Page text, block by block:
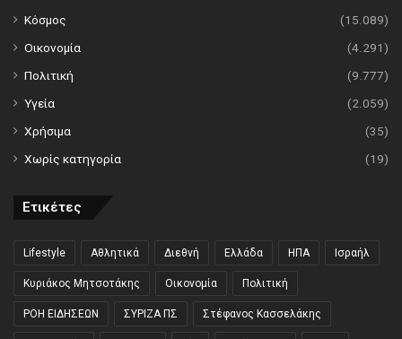
Κόσμος
(15.089)
Οικονομία
(4.291)
Πολιτική
(9.777)
Υγεία
(2.059)
Χρήσιμα
(35)
Χωρίς κατηγορία
(19)
Ετικέτες
Lifestyle Αθλητικά Διεθνή Ελλάδα ΗΠΑ Ισραήλ
Κυριάκος Μητσοτάκης Οικονομία Πολιτική
ΡΟΗ ΕΙΔΗΣΕΩΝ ΣΥΡΙΖΑ ΠΣ Στέφανος Κασσελάκης